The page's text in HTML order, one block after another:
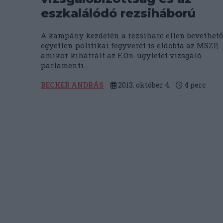
eszkalálódó rezsiháború
A kampány kezdetén a rezsiharc ellen bevethető
egyetlen politikai fegyverét is eldobta az MSZP,
amikor kihátrált az E.On-ügyletet vizsgáló
parlamenti...
BECKER ANDRÁS 2013. október 4. 4 perc